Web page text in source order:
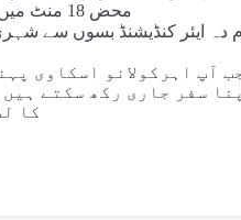
محض 18 منٹ میں اپنی منزل پر پہنچیں۔
دہ ایئر کنڈیشنڈ بسوں سے
آپ اہرکولانو اسکاوی
سفر جاری رکھ سکتے
کا